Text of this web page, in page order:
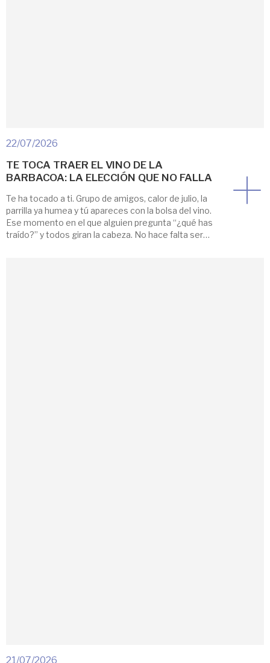
22/07/2026
TE TOCA TRAER EL VINO DE LA
BARBACOA: LA ELECCIÓN QUE NO FALLA
Te ha tocado a ti. Grupo de amigos, calor de julio, la
parrilla ya humea y tú apareces con la bolsa del vino.
Ese momento en el que alguien pregunta “¿qué has
traído?” y todos giran la cabeza. No hace falta ser
21/07/2026